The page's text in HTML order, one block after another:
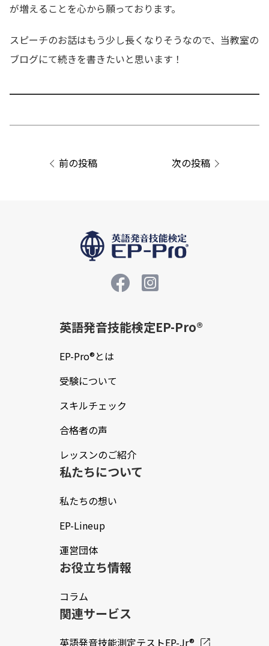
が増えることを心から願っております。
スピーチのお話はもう少し長くなりそうなので、当教室の
ブログにて続きを書きたいと思います！
前の投稿 次の投稿
英語発音技能検定EP-Pro®
EP-Pro®とは
受験について
スキルチェック
合格者の声
レッスンのご紹介
私たちについて
私たちの想い
EP-Lineup
運営団体
お役立ち情報
コラム
関連サービス
英語発音技能測定テストEP-Jr®